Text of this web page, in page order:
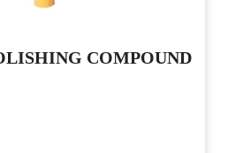
COMPOUND